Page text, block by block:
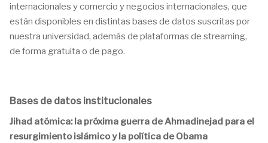
internacionales y comercio y negocios internacionales, que
están disponibles en distintas bases de datos suscritas por
nuestra universidad, además de plataformas de streaming,
de forma gratuita o de pago.
Bases de datos institucionales
Jihad atómica: la próxima guerra de Ahmadinejad para el
resurgimiento islámico y la política de Obama